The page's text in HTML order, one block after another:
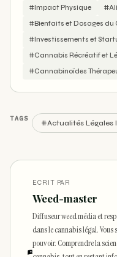
#Impact Physique
#Bienfaits et Dosages du
#Investissements et
#Cannabis Récréatif et
#Cannabinoïdes
TAGS
#Actualités Légales
ECRIT PAR
Weed-master
Diffuseur weed média et
dans le cannabis légal. Vous
pouvoir. Comprendre la